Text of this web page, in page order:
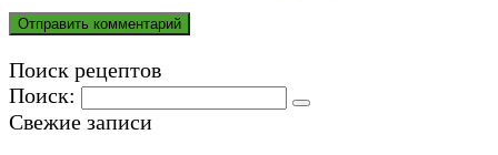
Поиск рецептов
Поиск:
Свежие записи